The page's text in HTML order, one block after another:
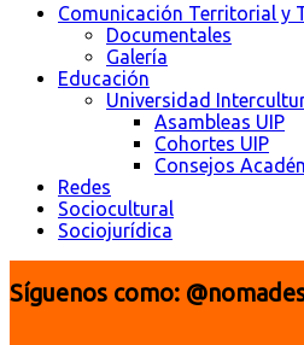
Comunicación Territorial y
Documentales
Galería
Educación
Universidad
Asambleas UIP
Cohortes UIP
Consejos
Redes
Sociocultural
Sociojurídica
Síguenos como: